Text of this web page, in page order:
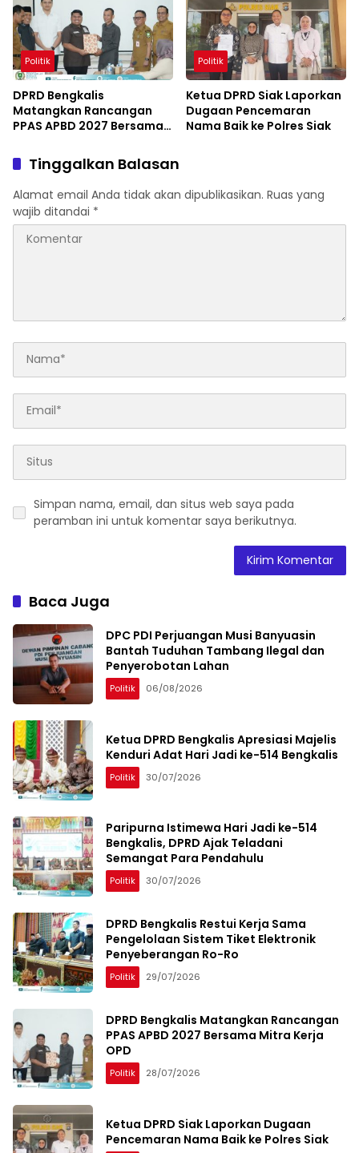
Politik
DPRD Bengkalis
Matangkan Rancangan
PPAS APBD 2027 Bersama
Politik
Ketua DPRD Siak Laporkan
Dugaan Pencemaran
Nama Baik ke Polres Siak
Tinggalkan Balasan
Alamat email Anda tidak akan dipublikasikan. Ruas yang
wajib ditandai *
Simpan nama, email, dan situs web saya pada
peramban ini untuk komentar saya berikutnya.
Baca Juga
DPC PDI Perjuangan Musi Banyuasin
Bantah Tuduhan Tambang Ilegal dan
Penyerobotan Lahan
Politik 06/08/2026
Ketua DPRD Bengkalis Apresiasi Majelis
Kenduri Adat Hari Jadi ke-514 Bengkalis
Politik 30/07/2026
Paripurna Istimewa Hari Jadi ke-514
Bengkalis, DPRD Ajak Teladani
Semangat Para Pendahulu
Politik 30/07/2026
DPRD Bengkalis Restui Kerja Sama
Pengelolaan Sistem Tiket Elektronik
Penyeberangan Ro-Ro
Politik 29/07/2026
DPRD Bengkalis Matangkan Rancangan
PPAS APBD 2027 Bersama Mitra Kerja
OPD
Politik 28/07/2026
Ketua DPRD Siak Laporkan Dugaan
Pencemaran Nama Baik ke Polres Siak